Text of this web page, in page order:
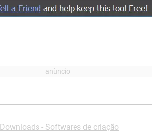
Downloads - Softwares de criação